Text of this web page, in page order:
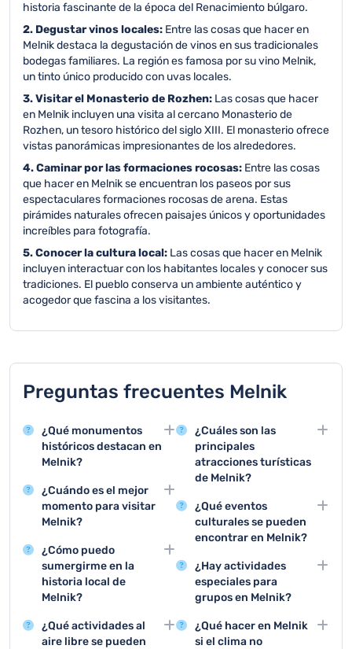
historia fascinante de la época del Renacimiento búlgaro.
2. Degustar vinos locales: Entre las cosas que hacer en
Melnik destaca la degustación de vinos en sus tradicionales
bodegas familiares. La región es famosa por su vino Melnik,
un tinto único producido con uvas locales.
3. Visitar el Monasterio de Rozhen: Las cosas que hacer
en Melnik incluyen una visita al cercano Monasterio de
Rozhen, un tesoro histórico del siglo XIII. El monasterio ofrece
vistas panorámicas impresionantes de los alrededores.
4. Caminar por las formaciones rocosas: Entre las cosas
que hacer en Melnik se encuentran los paseos por sus
espectaculares formaciones rocosas de arena. Estas
pirámides naturales ofrecen paisajes únicos y oportunidades
increíbles para fotografía.
5. Conocer la cultura local: Las cosas que hacer en Melnik
incluyen interactuar con los habitantes locales y conocer sus
tradiciones. El pueblo conserva un ambiente auténtico y
acogedor que fascina a los visitantes.
Preguntas frecuentes Melnik
¿Qué monumentos
históricos destacan en
Melnik?
Melnik cuenta con
impresionantes casas
históricas de
búlgara y la Iglesia de
San Nicolás, que son
monumentos
arquitectónicos únicos
¿Cuándo es el mejor
momento para visitar
Melnik?
El verano y principios de
otoño son ideales para
visitar Melnik, con
temperaturas
posibilidad de disfrutar
de la vendimia y los
¿Cómo puedo
sumergirme en la
historia local de
Melnik?
Visitando el Museo de
Historia Local y
¿Qué actividades al
aire libre se pueden
¿Cuáles son las
principales
atracciones turísticas
de Melnik?
Las principales
atracciones son la
arquitectura histórica,
tradicionales, los
recorridos por viñedos y
las caminatas por el
¿Qué eventos
culturales se pueden
encontrar en Melnik?
Melnik ofrece festivales
de vino, exposiciones de
arte local, conciertos
tradicionales y
representaciones de
danzas folklóricas
¿Hay actividades
especiales para
grupos en Melnik?
Los grupos pueden
disfrutar de recorridos
¿Qué hacer en Melnik
si el clima no